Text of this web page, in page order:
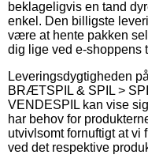
beklageligvis en tand
enkel. Den billigste
være at hente pakken
dig lige ved e-shoppens
Leveringsdygtigheden
BRÆTSPIL & SPIL >
VENDESPIL kan vise
har behov for
utvivlsomt fornuftigt at vi
ved det respektive